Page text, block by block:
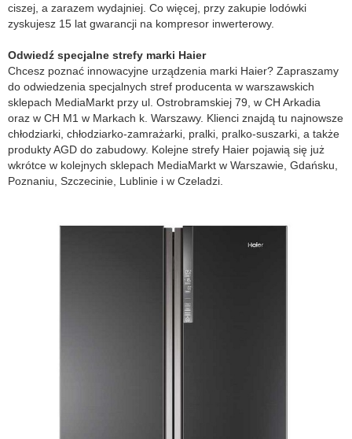
ciszej, a zarazem wydajniej. Co więcej, przy zakupie lodówki
zyskujesz 15 lat gwarancji na kompresor inwerterowy.
Odwiedź specjalne strefy marki Haier
Chcesz poznać innowacyjne urządzenia marki Haier? Zapraszamy
do odwiedzenia specjalnych stref producenta w warszawskich
sklepach MediaMarkt przy ul. Ostrobramskiej 79, w CH Arkadia
oraz w CH M1 w Markach k. Warszawy. Klienci znajdą tu najnowsze
chłodziarki, chłodziarko-zamrażarki, pralki, pralko-suszarki, a także
produkty AGD do zabudowy. Kolejne strefy Haier pojawią się już
wkrótce w kolejnych sklepach MediaMarkt w Warszawie, Gdańsku,
Poznaniu, Szczecinie, Lublinie i w Czeladzi.